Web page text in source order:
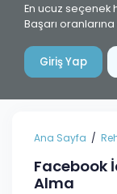
En ucuz seçenek
Başarı oranlarına
Giriş Yap
Ana Sayfa
Facebook
Alma